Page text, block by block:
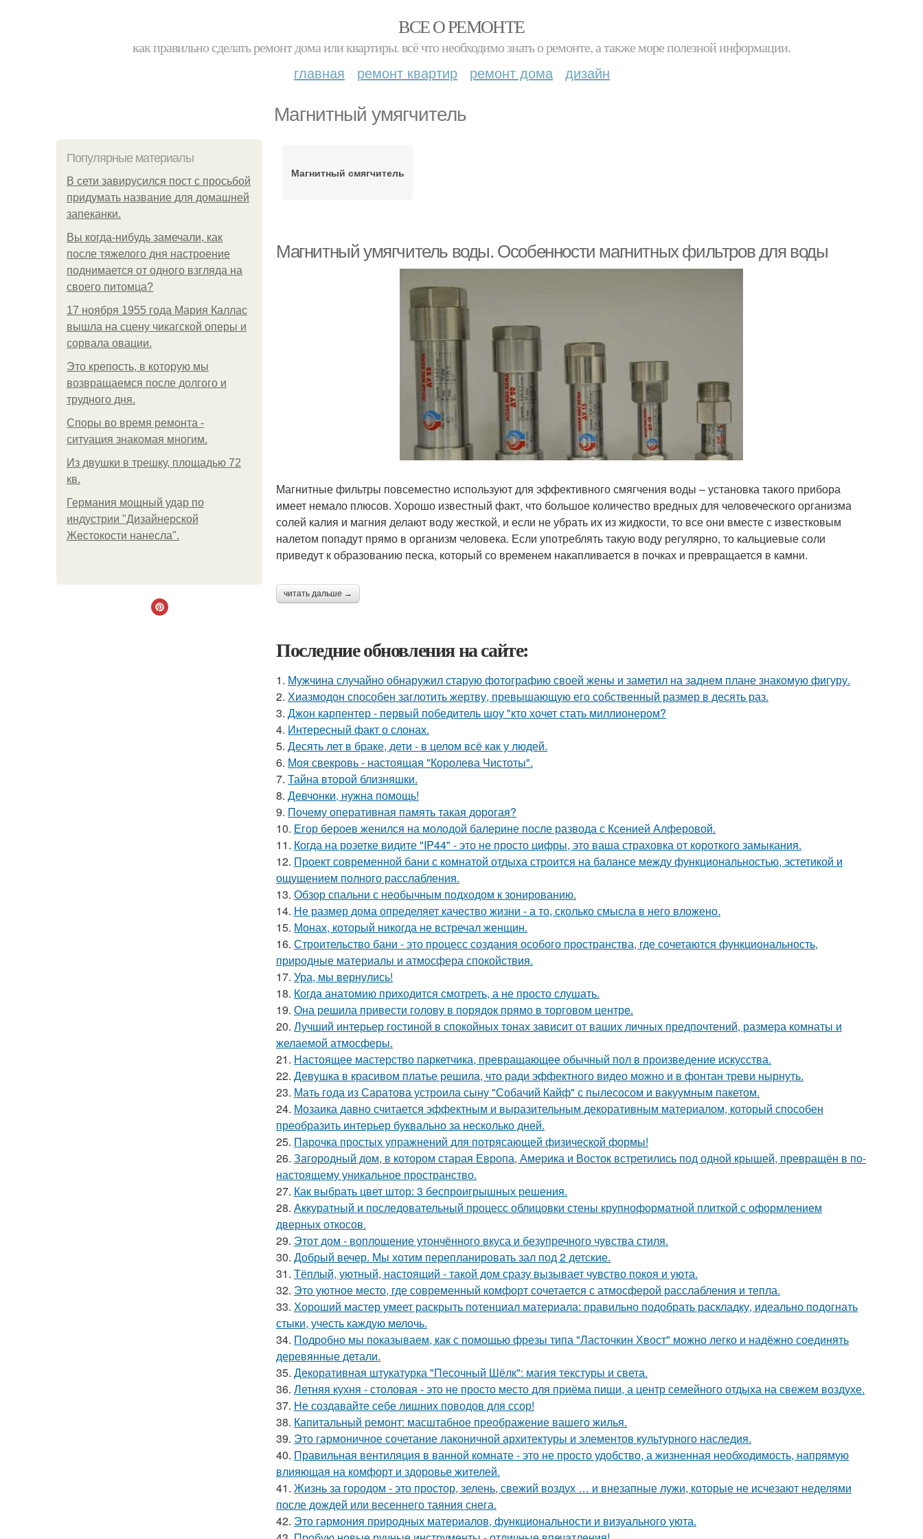
ВСЕ О РЕМОНТЕ
как правильно сделать ремонт дома или квартиры. всё что необходимо знать о ремонте, а также море полезной информации.
главная ремонт квартир ремонт дома дизайн
Магнитный умягчитель
Популярные материалы
В сети завирусился пост с просьбой
придумать название для домашней
запеканки.
Вы когда-нибудь замечали, как
после тяжелого дня настроение
поднимается от одного взгляда на
своего питомца?
17 ноября 1955 года Мария Каллас
вышла на сцену чикагской оперы и
сорвала овации.
Это крепость, в которую мы
возвращаемся после долгого и
трудного дня.
Споры во время ремонта -
ситуация знакомая многим.
Из двушки в трешку, площадью 72
кв.
Германия мощный удар по
индустрии "Дизайнерской
Жестокости нанесла".
Магнитный смягчитель
Магнитный умягчитель воды. Особенности магнитных фильтров для воды
Магнитные фильтры повсеместно используют для эффективного смягчения воды – установка такого прибора
имеет немало плюсов. Хорошо известный факт, что большое количество вредных для человеческого организма
солей калия и магния делают воду жесткой, и если не убрать их из жидкости, то все они вместе с известковым
налетом попадут прямо в организм человека. Если употреблять такую воду регулярно, то кальциевые соли
приведут к образованию песка, который со временем накапливается в почках и превращается в камни.
читать дальше →
Последние обновления на сайте:
1. Мужчина случайно обнаружил старую фотографию своей жены и заметил на заднем плане знакомую фигуру.
2. Хиазмодон способен заглотить жертву, превышающую его собственный размер в десять раз.
3. Джон карпентер - первый победитель шоу "кто хочет стать миллионером?
4. Интересный факт о слонах.
5. Десять лет в браке, дети - в целом всё как у людей.
6. Моя свекровь - настоящая "Королева Чистоты".
7. Тайна второй близняшки.
8. Девчонки, нужна помощь!
9. Почему оперативная память такая дорогая?
10. Егор бероев женился на молодой балерине после развода с Ксенией Алферовой.
11. Когда на розетке видите "IP44" - это не просто цифры, это ваша страховка от короткого замыкания.
12. Проект современной бани с комнатой отдыха строится на балансе между функциональностью, эстетикой и
ощущением полного расслабления.
13. Обзор спальни с необычным подходом к зонированию.
14. Не размер дома определяет качество жизни - а то, сколько смысла в него вложено.
15. Монах, который никогда не встречал женщин.
16. Строительство бани - это процесс создания особого пространства, где сочетаются функциональность,
природные материалы и атмосфера спокойствия.
17. Ура, мы вернулись!
18. Когда анатомию приходится смотреть, а не просто слушать.
19. Она решила привести голову в порядок прямо в торговом центре.
20. Лучший интерьер гостиной в спокойных тонах зависит от ваших личных предпочтений, размера комнаты и
желаемой атмосферы.
21. Настоящее мастерство паркетчика, превращающее обычный пол в произведение искусства.
22. Девушка в красивом платье решила, что ради эффектного видео можно и в фонтан треви нырнуть.
23. Мать года из Саратова устроила сыну "Собачий Кайф" с пылесосом и вакуумным пакетом.
24. Мозаика давно считается эффектным и выразительным декоративным материалом, который способен
преобразить интерьер буквально за несколько дней.
25. Парочка простых упражнений для потрясающей физической формы!
26. Загородный дом, в котором старая Европа, Америка и Восток встретились под одной крышей, превращён в по-
настоящему уникальное пространство.
27. Как выбрать цвет штор: 3 беспроигрышных решения.
28. Аккуратный и последовательный процесс облицовки стены крупноформатной плиткой с оформлением
дверных откосов.
29. Этот дом - воплощение утончённого вкуса и безупречного чувства стиля.
30. Добрый вечер. Мы хотим перепланировать зал под 2 детские.
31. Тёплый, уютный, настоящий - такой дом сразу вызывает чувство покоя и уюта.
32. Это уютное место, где современный комфорт сочетается с атмосферой расслабления и тепла.
33. Хороший мастер умеет раскрыть потенциал материала: правильно подобрать раскладку, идеально подогнать
стыки, учесть каждую мелочь.
34. Подробно мы показываем, как с помощью фрезы типа "Ласточкин Хвост" можно легко и надёжно соединять
деревянные детали.
35. Декоративная штукатурка "Песочный Шёлк": магия текстуры и света.
36. Летняя кухня - столовая - это не просто место для приёма пищи, а центр семейного отдыха на свежем воздухе.
37. Не создавайте себе лишних поводов для ссор!
38. Капитальный ремонт: масштабное преображение вашего жилья.
39. Это гармоничное сочетание лаконичной архитектуры и элементов культурного наследия.
40. Правильная вентиляция в ванной комнате - это не просто удобство, а жизненная необходимость, напрямую
влияющая на комфорт и здоровье жителей.
41. Жизнь за городом - это простор, зелень, свежий воздух … и внезапные лужи, которые не исчезают неделями
после дождей или весеннего таяния снега.
42. Это гармония природных материалов, функциональности и визуального уюта.